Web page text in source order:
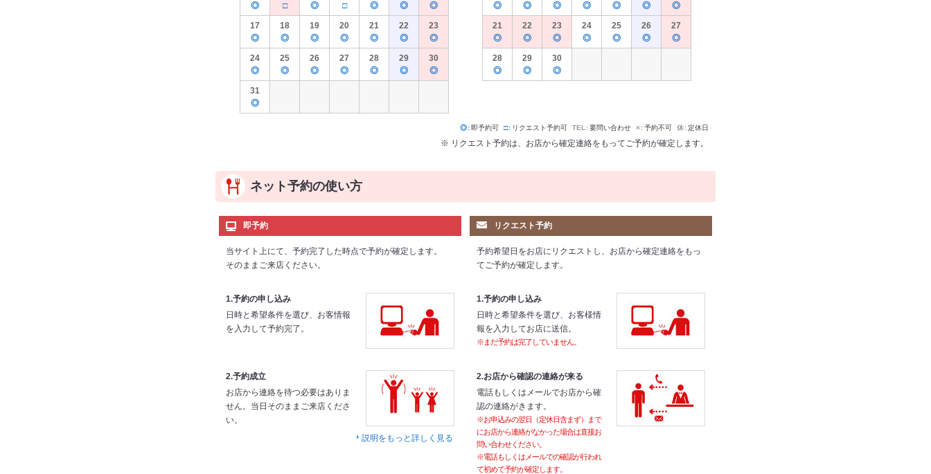
◎
□
◎
□
◎
◎
◎
17
◎
18
◎
19
◎
20
◎
21
◎
22
◎
23
◎
24
◎
25
◎
26
◎
27
◎
28
◎
29
◎
30
◎
31
◎
◎
◎
◎
◎
◎
◎
◎
21
◎
22
◎
23
◎
24
◎
25
◎
26
◎
27
◎
28
◎
29
◎
30
◎
◎ 即予約可 □ リクエスト予約可 TEL 要問い合わせ × 予約不可 休 定休日
※ リクエスト予約は、お店から確定連絡をもってご予約が確定します。
ネット予約の使い方
即予約
当サイト上にて、予約完了した時点で予約が確定します。
そのままご来店ください。
1.予約の申し込み
日時と希望条件を選び、お客情報
を入力して予約完了。
2.予約成立
お店から連絡を待つ必要はありま
せん。当日そのままご来店くださ
い。
説明をもっと詳しく見る
リクエスト予約
予約希望日をお店にリクエストし、お店から確定連絡をもっ
てご予約が確定します。
1.予約の申し込み
日時と希望条件を選び、お客様情
報を入力してお店に送信。
※まだ予約は完了していません。
2.お店から確認の連絡が来る
電話もしくはメールでお店から確
認の連絡がきます。
※お申込みの翌日（定休日含まず）まで
にお店から連絡がなかった場合は直接お
問い合わせください。
※電話もしくはメールでの確認が行われ
て初めて予約が確定します。